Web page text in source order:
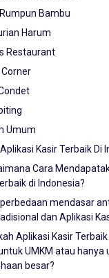
Bambu
Harum
Restaurant
Umum
Kasir Terbaik Di
Cara
di Indonesia?
mendasar
dan Aplikasi
Aplikasi Kasir Terbaik
UMKM atau hanya
besar?